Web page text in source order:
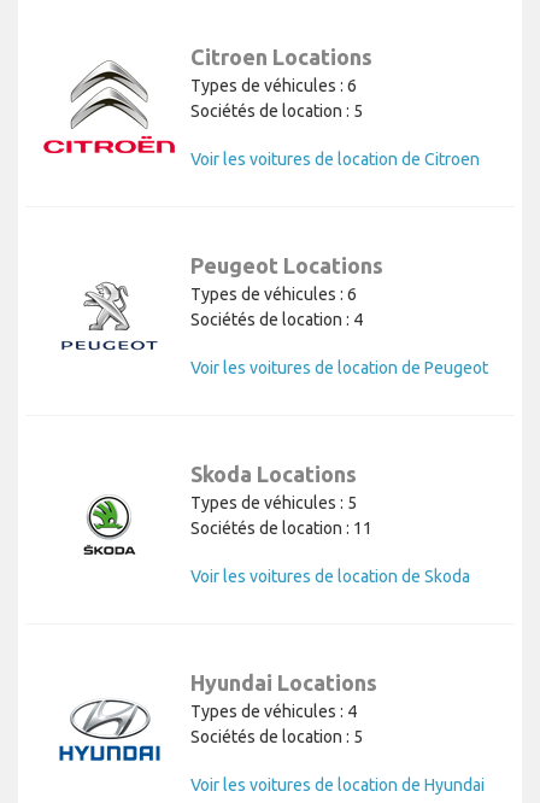
Citroen Locations
Types de véhicules : 6
Sociétés de location : 5
Voir les voitures de location de Citroen
Peugeot Locations
Types de véhicules : 6
Sociétés de location : 4
Voir les voitures de location de Peugeot
Skoda Locations
Types de véhicules : 5
Sociétés de location : 11
Voir les voitures de location de Skoda
Hyundai Locations
Types de véhicules : 4
Sociétés de location : 5
Voir les voitures de location de Hyundai